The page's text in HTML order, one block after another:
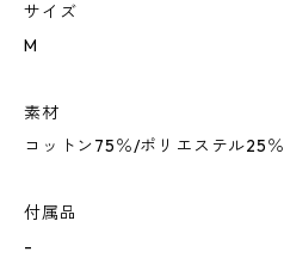
サイズ
M
素材
コットン75％/ポリエステル25％
付属品
-